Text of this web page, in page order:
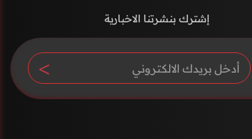
إشترك بنشرتنا الاخبارية